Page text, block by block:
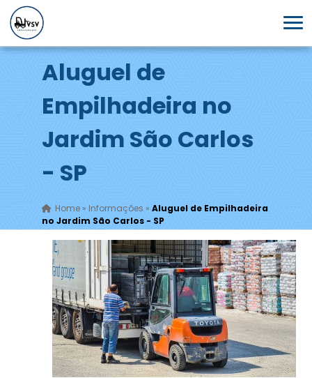
Aluguel de
Empilhadeira no
Jardim São Carlos
- SP
Home» Informações » Aluguel de Empilhadeira
no Jardim São Carlos - SP